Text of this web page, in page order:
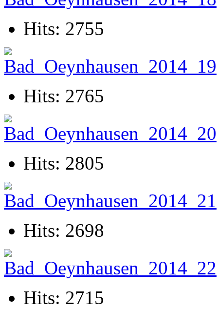
Hits: 2755
Hits: 2765
Hits: 2805
Hits: 2698
Hits: 2715